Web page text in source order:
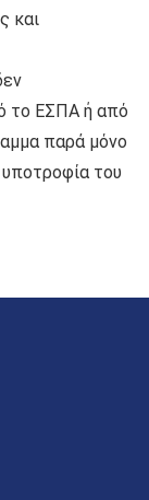
και
το ΕΣΠΑ ή από
παρά μόνο
του